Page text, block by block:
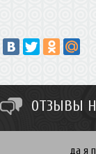
ОТЗЫВЫ
да я